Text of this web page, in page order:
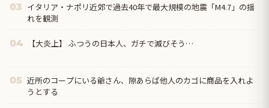
03 イタリア・ナポリ近郊で過去40年で最大規模の地震「M4.7」の揺
れを観測
04 【大炎上】 ふつうの日本人、ガチで滅びそう…
05 近所のコープにいる爺さん、隙あらば他人のカゴに商品を入れよ
うとする